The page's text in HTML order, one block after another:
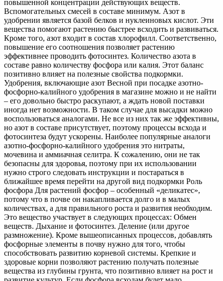
повышенной концентрации действующих веществ.
Вспомогательных смесей в составе минимум. Азот в
удобрении является базой белков и нуклеиновых кислот. Эти
вещества помогают растению быстрее всходить и развиваться.
Кроме того, азот входит в состав хлорофилл. Соответственно,
повышение его соотношения позволяет растению
эффективнее проводить фотосинтез. Количество азота в
составе равно количеству фосфора или калия. Этот баланс
позитивно влияет на полезные свойства подкормки.
Удобрения, включающие азот Весной при посадке азотно-
фосфорно-калийного удобрения в магазине можно и не найти
– его довольно быстро раскупают, а ждать новой поставки
иногда нет возможности. В таком случае для высадки можно
воспользоваться аналогами. Не все из них так же эффективны,
но азот в составе присутствует, поэтому процессы всхода и
фотосинтеза будут ускорены. Наиболее популярные аналоги
азотно-фосфорно-калийного удобрения это нитраты,
мочевина и аммиачная селитра. К сожалению, они не так
безопасны для здоровья, поэтому при их использовании
нужно строго следовать инструкции и постараться в
ближайшее время перейти на другой вид подкормки Роль
фосфора Для растений фосфор – особенный «деликатес»,
потому что в почве он накапливается долго и в малых
количествах, а для правильного роста и развития необходим.
Это вещество участвует в следующих процессах: Обмен
веществ. Дыхание и фотосинтез. Деление (или другое
размножение). Кроме вышеописанных процессов, добавлять
фосфорные элементы в почву нужно для того, чтобы
способствовать развитию корневой системы. Крепкие и
здоровые корни позволяют растению получать полезные
вещества из глубины грунта, что позитивно влияет на рост и